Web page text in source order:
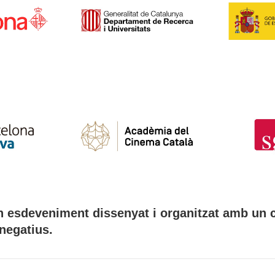
esdeveniment dissenyat i organitzat amb